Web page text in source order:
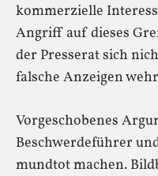
kommerzielle
Angriff auf dieses
der Presserat sich
falsche Anzeigen
Vorgeschobenes
Beschwerdeführer
mundtot machen.